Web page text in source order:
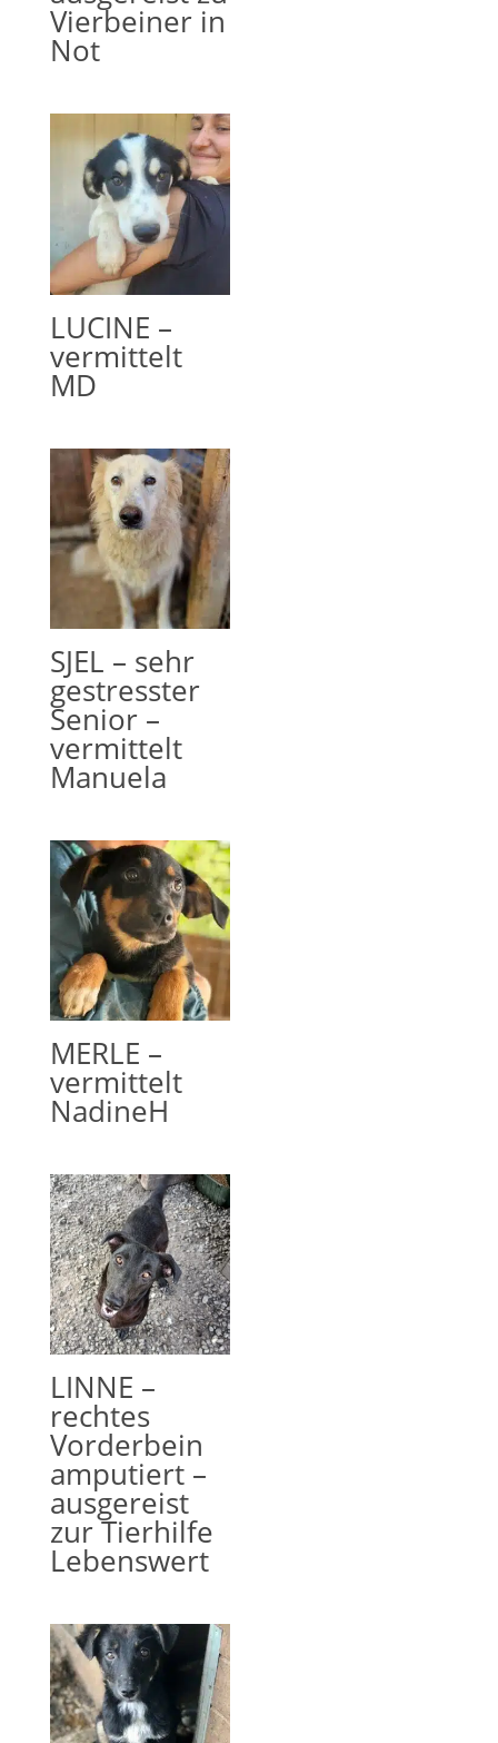
Vierbeiner in
Not
LUCINE –
vermittelt
MD
SJEL – sehr
gestresster
Senior –
vermittelt
Manuela
MERLE –
vermittelt
NadineH
LINNE –
rechtes
Vorderbein
amputiert –
ausgereist
zur Tierhilfe
Lebenswert